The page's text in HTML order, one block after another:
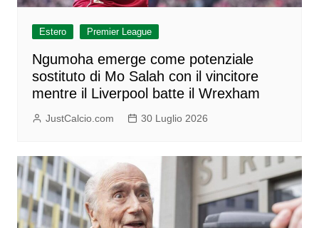
Estero Premier League
Ngumoha emerge come potenziale
sostituto di Mo Salah con il vincitore
mentre il Liverpool batte il Wrexham
JustCalcio.com 30 Luglio 2026